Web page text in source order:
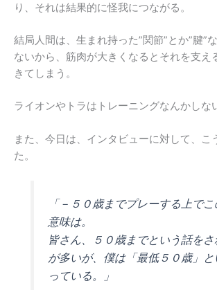
り、それは結果的に怪我につながる。
結局人間は、生まれ持った”関節”とか”腱”
ないから、筋肉が大きくなるとそれを支え
きてしまう。
ライオンやトラはトレーニングなんかしな
また、今日は、インタビューに対して、こ
た。
「－５０歳までプレーする上で
意味は。
皆さん、５０歳までという話を
が多いが、僕は「最低５０歳」
っている。」